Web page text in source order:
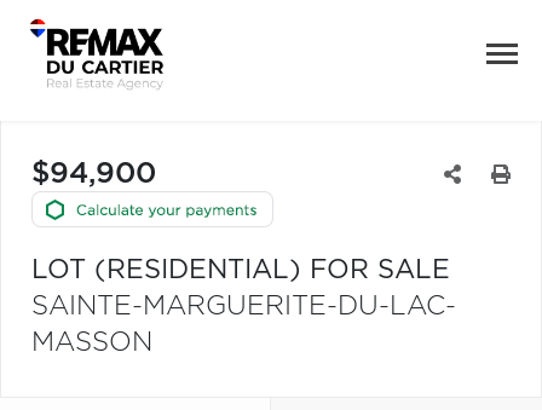
$94,900
LOT (RESIDENTIAL) FOR SALE
SAINTE-MARGUERITE-DU-LAC-
MASSON